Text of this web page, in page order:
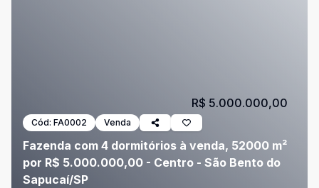
Cód: FA0002 Venda
Fazenda com 4 dormitórios à venda, 52000 m²
por R$ 5.000.000,00 - Centro - São Bento do
Sapucaí/SP
R$ 5.000.000,00